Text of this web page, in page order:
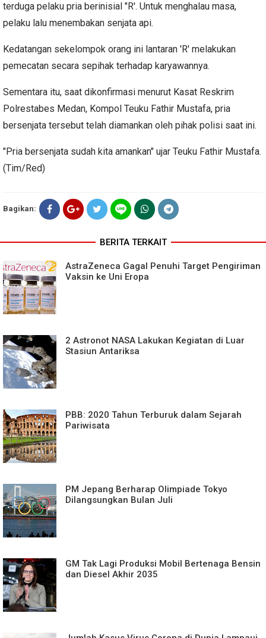
terduga pelaku pria berinisial "R'. Untuk menghalau masa,
pelaku lalu menembakan senjata api.
Kedatangan sekelompok orang ini lantaran 'R' melakukan
pemecatan secara sepihak terhadap karyawannya.
Sementara itu, saat dikonfirmasi menurut Kasat Reskrim
Polrestabes Medan, Kompol Teuku Fathir Mustafa, pria
bersenjata tersebut telah diamankan oleh pihak polisi saat ini.
"Pria bersenjata sudah kita amankan" ujar Teuku Fathir Mustafa.
(Tim/Red)
Bagikan:
BERITA TERKAIT
AstraZeneca Gagal Penuhi Target Pengiriman
Vaksin ke Uni Eropa
2 Astronot NASA Lakukan Kegiatan di Luar
Stasiun Antariksa
PBB: 2020 Tahun Terburuk dalam Sejarah
Pariwisata
PM Jepang Berharap Olimpiade Tokyo
Dilangsungkan Bulan Juli
GM Tak Lagi Produksi Mobil Bertenaga Bensin
dan Diesel Akhir 2035